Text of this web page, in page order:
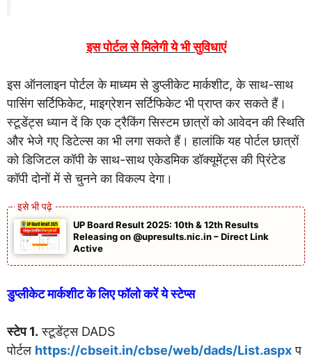
इस पोर्टल से मिलेगी ये भी सुविधाएं
इस ऑनलाइन पोर्टल के माध्यम से डुप्लीकेट मार्कशीट, के साथ-साथ
पासिंग सर्टिफिकेट, माइग्रेशन सर्टिफिकेट भी प्राप्त कर सकते हैं।
स्टूडेंट्स ध्यान दें कि एक ट्रैकिंग सिस्टम छात्रों को आवेदन की स्थिति
और भेजे गए डिटेल्स का भी लगा सकते हैं। हालांकि यह पोर्टल छात्रों
को डिजिटल कॉपी के साथ-साथ एकेडमिक डॉक्यूमेंट्स की प्रिंटेड
कॉपी दोनों में से चुनने का विकल्प देगा।
UP Board Result 2025: 10th & 12th Results
Releasing on @upresults.nic.in – Direct Link
Active
डुप्लीकेट मार्कशीट के लिए फॉलो करें ये स्टेप्स
स्टेप 1. स्टूडेंट्स DADS
पोर्टल https://cbseit.in/cbse/web/dads/List.aspxप